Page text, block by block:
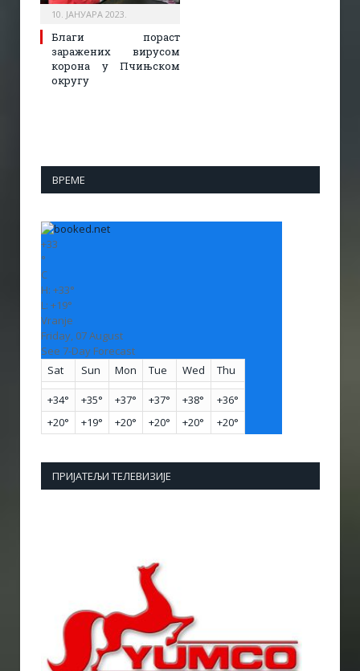
10. ЈАНУАРА 2023.
Благи пораст
заражених вирусом
корона у Пчињском
округу
ВРЕМЕ
+33
°
C
H: +33°
L: +19°
Vranje
Friday, 07 August
See 7-Day Forecast
Sat
Sun Mon Tue Wed Thu
+34° +35° +37° +37° +38° +36°
+20° +19° +20° +20° +20° +20°
ПРИЈАТЕЉИ ТЕЛЕВИЗИЈЕ